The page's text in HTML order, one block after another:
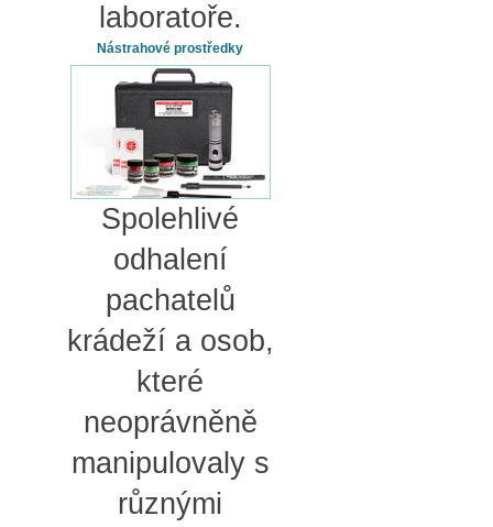
laboratoře.
Nástrahové prostředky
Spolehlivé
odhalení
pachatelů
krádeží a osob,
které
neoprávněně
manipulovaly s
různými